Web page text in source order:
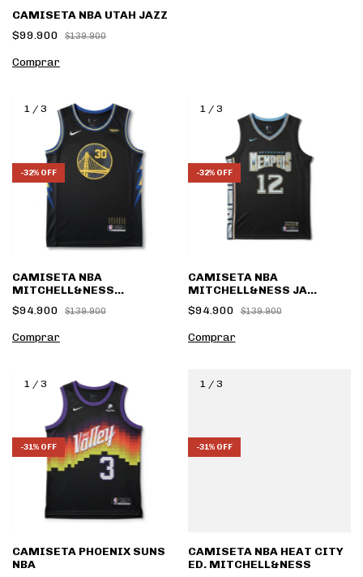
CAMISETA NBA UTAH JAZZ
$99.900
$139.900
Comprar
1 / 3
-32% OFF
CAMISETA NBA
MITCHELL&NESS
WARRIORS CITY ED.
$94.900 $139.900
Comprar
1/ 3
-32% OFF
CAMISETA NBA
MITCHELL&NESS JA
MORANT
$94.900 $139.900
Comprar
1 / 3
-31% OFF
CAMISETA PHOENIX SUNS
NBA
1 / 3
-31% OFF
CAMISETA NBA HEAT CITY
ED. MITCHELL&NESS